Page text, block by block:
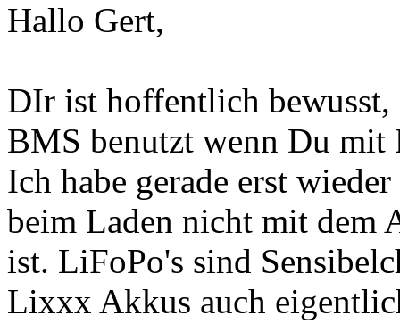
Hallo Gert,
DIr ist hoffentlich
BMS benutzt wenn Du mit
Ich habe gerade erst
beim Laden nicht mit dem
ist. LiFoPo's sind
Lixxx Akkus auch